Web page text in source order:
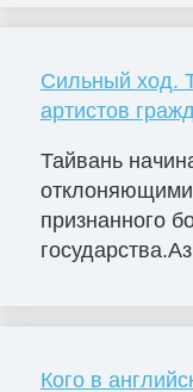
Сильный ход.
артистов
Тайвань
признанного
Кого в